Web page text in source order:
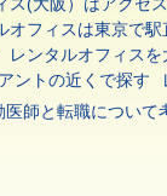
オフィスは東京で駅
レンタルオフィス
ントの近くで探す
師と転職について